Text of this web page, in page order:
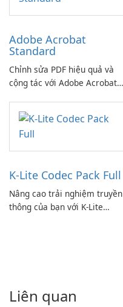
Adobe Acrobat
Standard
Chỉnh sửa PDF hiệu quả và
cộng tác với Adobe Acrobat
K-Lite Codec Pack Full
Nâng cao trải nghiệm truyền
thông của bạn với K-Lite
Liên quan